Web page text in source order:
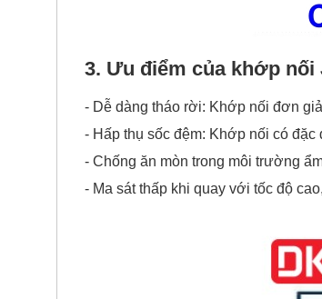
3. Ưu điểm của khớp nối
- Dễ dàng tháo rời: Khớp nối đơn
- Hấp thụ sốc đệm: Khớp nối có đặc
- Chống ăn mòn trong môi trường
- Ma sát thấp khi quay với tốc độ